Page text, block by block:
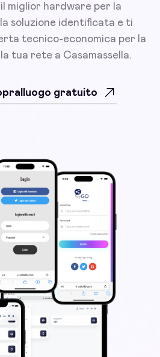
miglior hardware per la
soluzione identificata e ti
tecnico-economica per la
tua rete a Casamassella.
gratuito